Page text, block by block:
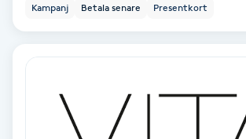
Skäggklippning
Skäggtrimmning
Kampanj Betala senare Presentkort